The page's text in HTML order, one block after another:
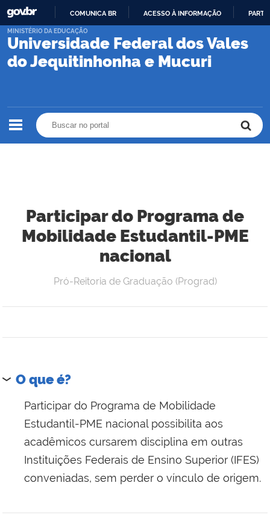
PARA
CONTEÚDO
COMUNICA BR ACESSO À INFORMAÇÃO
Universidade Federal dos Vales
do Jequitinhonha e Mucuri
MINISTÉRIO DA EDUCAÇÃO
Participar do Programa de
Mobilidade Estudantil-PME
nacional
Pró-Reitoria de Graduação (Prograd)
O que é?
Participar do Programa de Mobilidade
Estudantil-PME nacional possibilita aos
acadêmicos cursarem disciplina em outras
Instituições Federais de Ensino Superior (IFES)
conveniadas, sem perder o vínculo de origem.